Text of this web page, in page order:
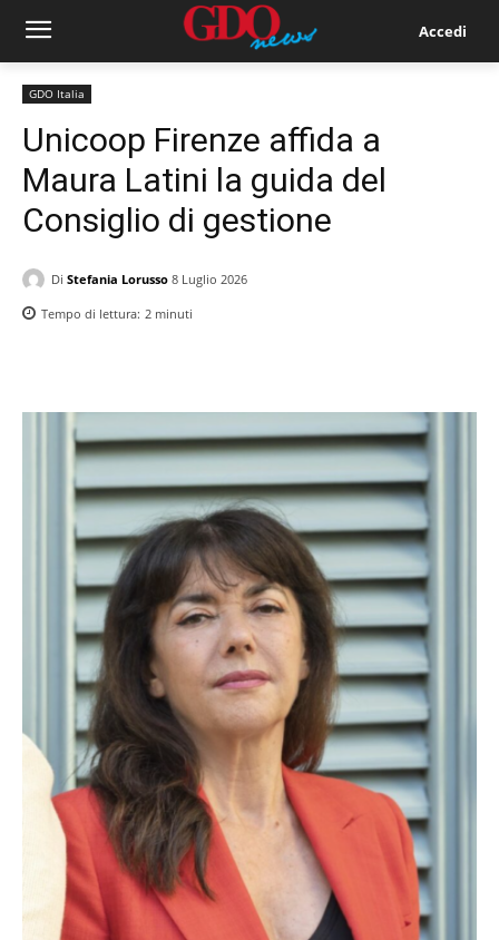
Accedi
GDO Italia
Unicoop Firenze affida a
Maura Latini la guida del
Consiglio di gestione
Di Stefania Lorusso 8 Luglio 2026
Tempo di lettura: 2 minuti